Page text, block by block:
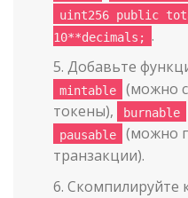
uint256 public
10**decimals;
.
Добавьте
mintable
(можно
токены),
burnable
pausable
(можно
транзакции).
Скомпилируйте